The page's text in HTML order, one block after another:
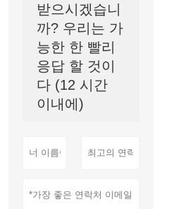
받으시겠습니
까? 우리는 가
능한 한 빨리
응답 할 것이
다 (12 시간
이내에)